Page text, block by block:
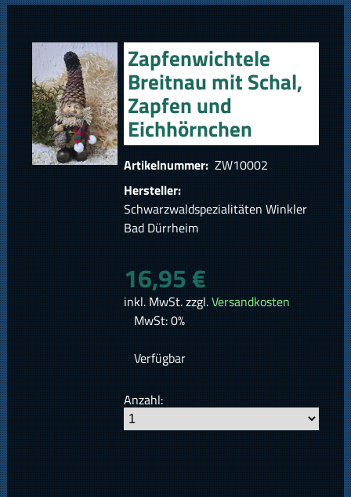
Zapfenwichtele
Breitnau mit Schal,
Zapfen und
Eichhörnchen
Artikelnummer: ZW10002
Hersteller:
Schwarzwaldspezialitäten Winkler
Bad Dürrheim
16,95 €
inkl. MwSt. zzgl.Versandkosten
MwSt: 0%
Verfügbar
Anzahl: